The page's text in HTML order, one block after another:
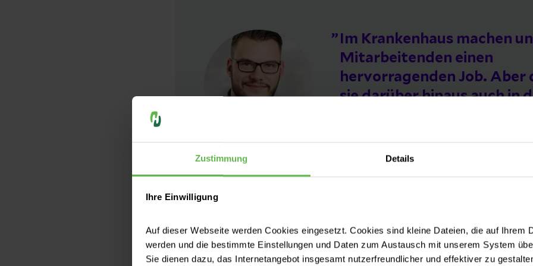
Zustimmung Details
Ihre Einwilligung
Auf dieser Webseite werden Cookies eingesetzt. Cookies sind kleine Dateien, die auf Ihrem
werden und die bestimmte Einstellungen und Daten zum Austausch mit unserem System
Sie dienen dazu, das Internetangebot insgesamt nutzerfreundlicher und effektiver zu
Im Krankenhaus machen
Mitarbeitenden einen
hervorragenden Job. Aber
sie darüber hinaus auch in
Organisationen für das
wollen wir diese Leistung
machen.